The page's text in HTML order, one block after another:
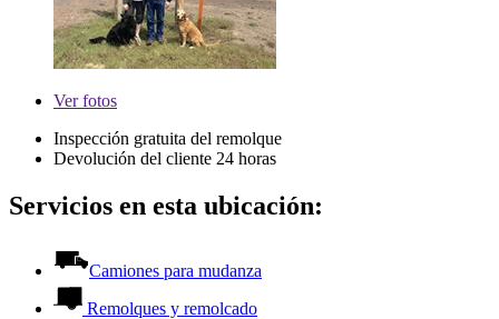
Verfotos
Inspección gratuita del remolque
Devolución del cliente 24 horas
Servicios en esta ubicación:
Camiones para mudanza
Remolques y remolcado